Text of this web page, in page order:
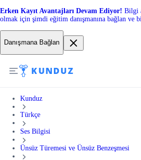
Erken Kayıt Avantajları Devam Ediyor! Bilgi
olmak için şimdi eğitim danışmanına bağlan ve
Danışmana Bağlan
Kunduz
Türkçe
Ses Bilgisi
Ünsüz Türemesi ve Ünsüz Benzeşmesi